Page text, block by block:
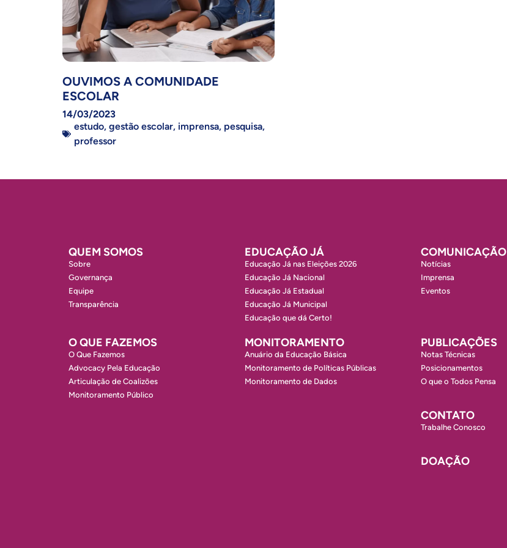
OUVIMOS A COMUNIDADE
ESCOLAR
14/03/2023
estudo, gestão escolar, imprensa, pesquisa,
professor
QUEM SOMOS
Sobre
Governança
Equipe
Transparência
EDUCAÇÃO JÁ
Educação Já nas Eleições 2026
Educação Já Nacional
Educação Já Estadual
Educação Já Municipal
Educação que dá Certo!
COMUNICAÇÃO
Notícias
Imprensa
Eventos
O QUE FAZEMOS
O Que Fazemos
Advocacy Pela Educação
Articulação de Coalizões
Monitoramento Público
MONITORAMENTO
Anuário da Educação Básica
Monitoramento de Políticas Públicas
Monitoramento de Dados
PUBLICAÇÕES
Notas Técnicas
Posicionamentos
O que o Todos Pensa
CONTATO
Trabalhe Conosco
DOAÇÃO